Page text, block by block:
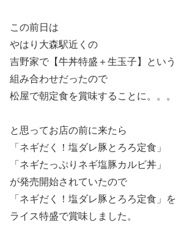
この前日は
やはり大森駅近くの
吉野家で【牛丼特盛＋生玉子】という
組み合わせだったので
松屋で朝定食を賞味することに。。。
と思ってお店の前に来たら
「ネギだく！塩ダレ豚とろろ定食」
「ネギたっぷりネギ塩豚カルビ丼」
が発売開始されていたので
「ネギだく！塩ダレ豚とろろ定食」を
ライス特盛で賞味しました。